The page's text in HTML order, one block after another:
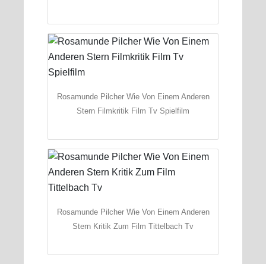
Rosamunde Pilcher Wie Von Einem Anderen
Stern Filmkritik Film Tv Spielfilm
Rosamunde Pilcher Wie Von Einem Anderen
Stern Kritik Zum Film Tittelbach Tv